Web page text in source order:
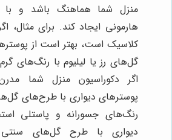
منزل شما هماهنگ باشد و با
هارمونی ایجاد کند. برای مثال،
کلاسیک است، بهتر است از
گل‌های رز یا لیلیوم با رنگ‌های
اگر دکوراسیون منزل شما
پوسترهای دیواری با طرح‌های
رنگ‌های جسورانه و پاستلی
دیواری با طرح گل‌های سنتی